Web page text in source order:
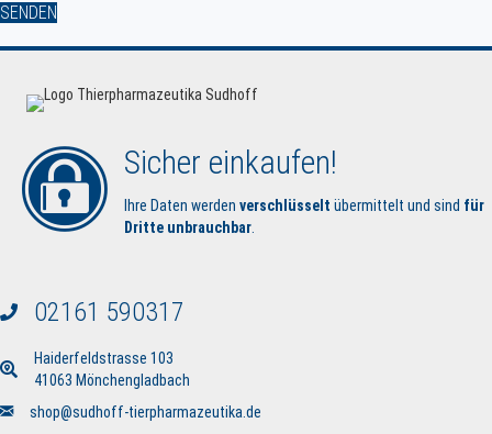
SENDEN
Sicher einkaufen!
Ihre Daten werden verschlüsselt übermittelt und sind für
Dritte unbrauchbar
02161 590317
Haiderfeldstrasse 103
41063 Mönchengladbach
Senden Sie uns eine E-Mail
shop@sudhoff-tierpharmazeutika.de